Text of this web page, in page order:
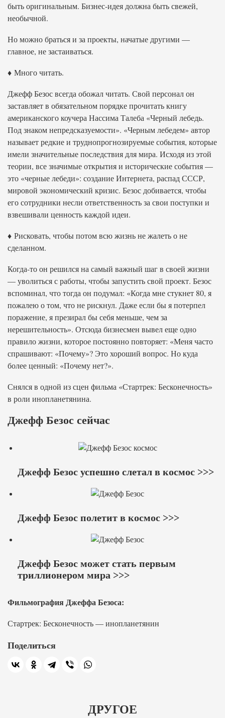
быть оригинальным. Бизнес-идея должна быть свежей,
необычной.
Но можно браться и за проекты, начатые другими —
главное, не застаиваться.
♦ Много читать.
Джефф Безос всегда обожал читать. Свой персонал он
заставляет в обязательном порядке прочитать книгу
американского коучера Нассима Талеба «Черный лебедь.
Под знаком непредсказуемости». «Черным лебедем» автор
называет редкие и труднопрогнозируемые события, которые
имели значительные последствия для мира. Исходя из этой
теории, все значимые открытия и исторические события —
это «черные лебеди»: создание Интернета, распад СССР,
мировой экономический кризис. Безос добивается, чтобы
его сотрудники несли ответственность за свои поступки и
взвешивали ценность каждой идеи.
♦ Рисковать, чтобы потом всю жизнь не жалеть о не
сделанном.
Когда-то он решился на самый важный шаг в своей жизни
— уволиться с работы, чтобы запустить свой проект. Безос
вспоминал, что тогда он подумал: «Когда мне стукнет 80, я
пожалею о том, что не рискнул. Даже если бы я потерпел
поражение, я презирал бы себя меньше, чем за
нерешительность». Отсюда бизнесмен вывел еще одно
правило жизни, которое постоянно повторяет: «Меня часто
спрашивают: «Почему»? Это хороший вопрос. Но куда
более ценный: «Почему нет?».
Снялся в одной из сцен фильма «Стартрек: Бесконечность»
в роли инопланетянина.
Джефф Безос сейчас
Джефф Безос успешно слетал в космос >>>
Джефф Безос полетит в космос >>>
Джефф Безос может стать первым
триллионером мира >>>
Фильмография Джеффа Безоса:
Стартрек: Бесконечность — инопланетянин
Поделиться
ДРУГОЕ